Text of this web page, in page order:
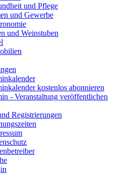
und Pflege
und Gewerbe
und Weinstuben
kostenlos abonnieren
- Veranstaltung veröffentlichen
Registrierungen